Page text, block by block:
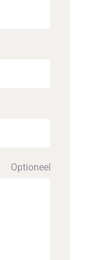
Optioneel